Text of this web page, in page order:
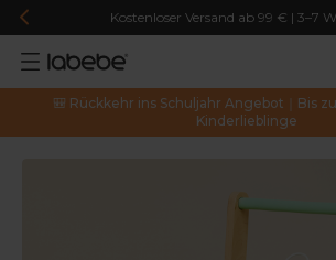
Kostenloser Versand ab 99 € | 3–7
🎒 Rückkehr ins Schuljahr Angebot｜Bis
Kinderlieblinge